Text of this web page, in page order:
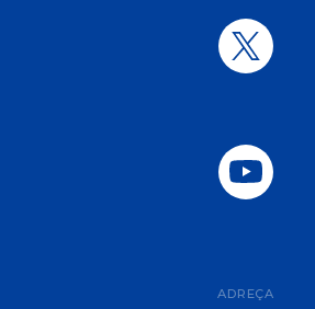
ADREÇA